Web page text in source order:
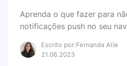
Aprenda o que fazer para
notificações push no seu
Escrito por:Fernanda Atie
21.06.2023